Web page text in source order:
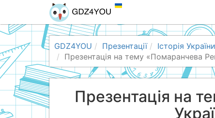
GDZ4YOU Презентації
Історія України
Презентація на тему «Помаранчева
Презентація на